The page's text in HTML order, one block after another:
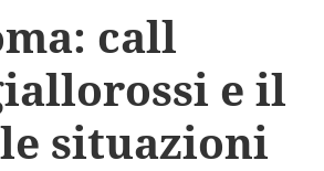
call
e il
situazioni